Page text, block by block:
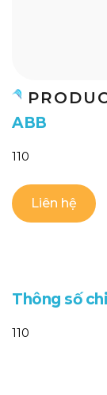
ABB
110
Liên hệ
Thông số chi
110